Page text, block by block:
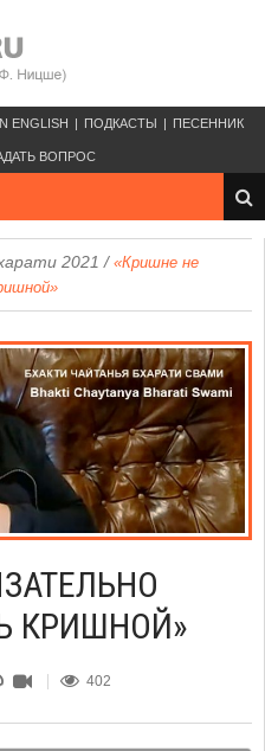
ENGLISH ПОДКАСТЫ ПЕСЕННИК
ВОПРОС
2021 / «Кришне не
КРИШНОЙ»
402